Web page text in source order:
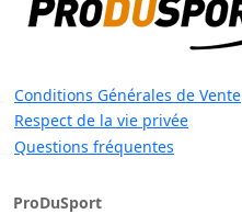
Conditions Générales de Vente
Respect de la vie privée
Questions fréquentes
ProDuSport